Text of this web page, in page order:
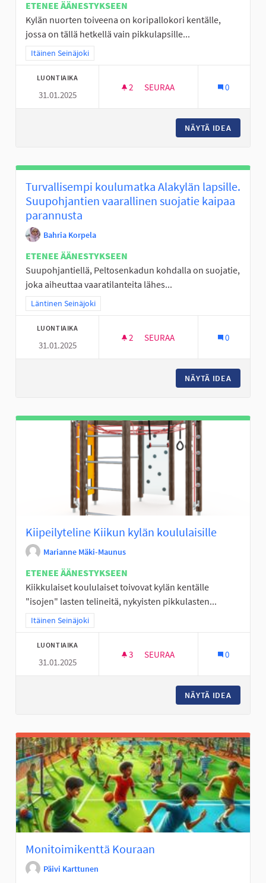
ETENEE ÄÄNESTYKSEEN
Kylän nuorten toiveena on koripallokori kentälle,
jossa on tällä hetkellä vain pikkulapsille...
Rajaa tulokset teeman mukaan: Itäinen Seinäjoki
Itäinen Seinäjoki
LUONTIAIKA
31.01.2025
2 2 SEURAAJAA
SEURAA 0
NÄYTÄ IDEA
Turvallisempi koulumatka Alakylän lapsille.
Suupohjantien vaarallinen suojatie kaipaa
parannusta
Bahria Korpela
ETENEE ÄÄNESTYKSEEN
Suupohjantiellä, Peltosenkadun kohdalla on suojatie,
joka aiheuttaa vaaratilanteita lähes...
Rajaa tulokset teeman mukaan: Läntinen Seinäjoki
Läntinen Seinäjoki
LUONTIAIKA
31.01.2025
2 2 SEURAAJAA
SEURAA 0
NÄYTÄ IDEA
Kiipeilyteline Kiikun kylän koululaisille
Marianne Mäki-Maunus
ETENEE ÄÄNESTYKSEEN
Kiikkulaiset koululaiset toivovat kylän kentälle
"isojen" lasten telineitä, nykyisten pikkulasten...
Rajaa tulokset teeman mukaan: Itäinen Seinäjoki
Itäinen Seinäjoki
LUONTIAIKA
31.01.2025
3 3 SEURAAJAA
SEURAA 0
NÄYTÄ IDEA
Monitoimikenttä Kouraan
Päivi Karttunen